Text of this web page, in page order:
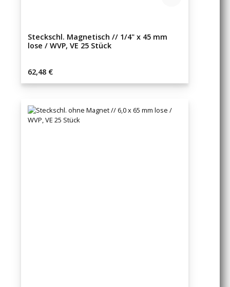
Steckschl. Magnetisch // 1/4" x 45 mm
lose / WVP, VE 25 Stück
Regulärer Preis:
62,48 €